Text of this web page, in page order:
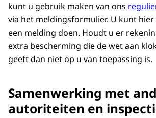
kunt u gebruik maken van ons
via het meldingsformulier. U kunt
een melding doen. Houdt u er
extra bescherming die de wet aan
geeft dan niet op u van toepassing is.
Samenwerking met
autoriteiten en